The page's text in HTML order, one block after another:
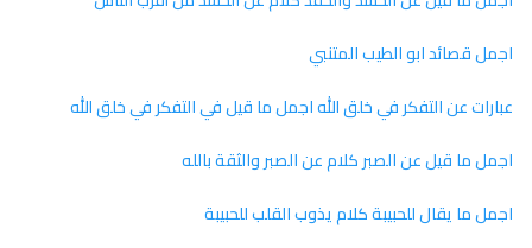
اجمل قصائد ابو الطيب المتنبي
عبارات عن التفكر في خلق الله اجمل ما قيل في التفكر في خلق الله
اجمل ما قيل عن الصبر كلام عن الصبر والثقة بالله
اجمل ما يقال للحبيبة كلام يذوب القلب للحبيبة